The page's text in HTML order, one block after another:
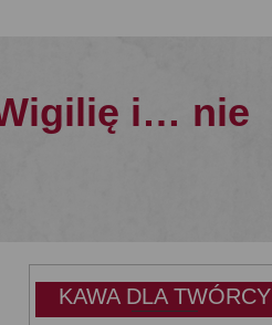
i… nie
KAWA DLA TWÓRCY